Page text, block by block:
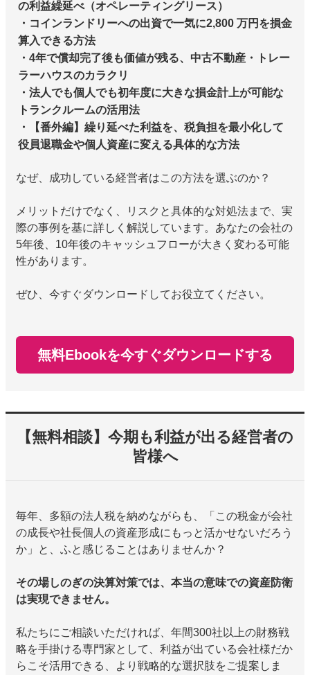
の利益繰延べ（オペレーティングリース）
・コインランドリーへの出資で一気に2,800 万円を損金
算入できる方法
・4年で償却完了後も価値が残る、中古不動産・トレー
ラーハウスのカラクリ
・法人でも個人でも初年度に大きな損金計上が可能な
トランクルームの活用法
・【番外編】繰り延べた利益を、税負担を最小化して
役員退職金や個人資産に変える具体的な方法
なぜ、成功している経営者はこの方法を選ぶのか？
メリットだけでなく、リスクと具体的な対処法まで、実
際の事例を基に詳しく解説しています。あなたの会社の
5年後、10年後のキャッシュフローが大きく変わる可能
性があります。
ぜひ、今すぐダウンロードしてお役立てください。
無料Ebookを今すぐダウンロードする
【無料相談】今期も利益が出る経営者の
皆様へ
毎年、多額の法人税を納めながらも、「この税金が会社
の成長や社長個人の資産形成にもっと活かせないだろう
か」と、ふと感じることはありませんか？
その場しのぎの決算対策では、本当の意味での資産防衛
は実現できません。
私たちにご相談いただければ、年間300社以上の財務戦
略を手掛ける専門家として、利益が出ている会社様だか
らこそ活用できる、より戦略的な選択肢をご提案しま